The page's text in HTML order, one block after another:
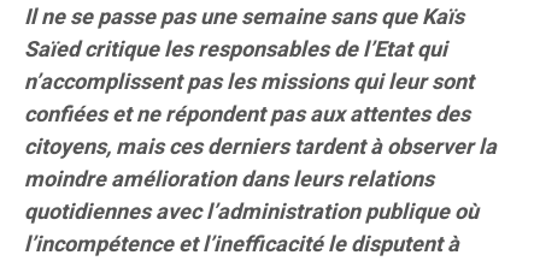
Il ne se passe pas une semaine sans que Kaïs
Saïed critique les responsables de l’Etat qui
n’accomplissent pas les missions qui leur sont
confiées et ne répondent pas aux attentes des
citoyens, mais ces derniers tardent à observer la
moindre amélioration dans leurs relations
quotidiennes avec l’administration publique où
l’incompétence et l’inefficacité le disputent à